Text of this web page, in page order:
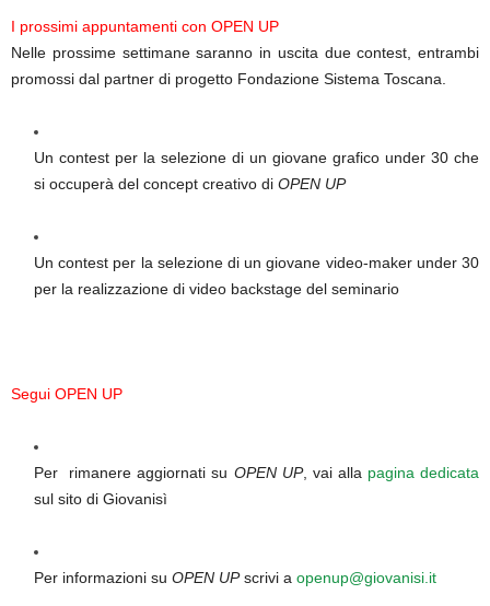
I prossimi appuntamenti con OPEN UP
Nelle prossime settimane saranno in uscita due contest, entrambi
promossi dal partner di progetto Fondazione Sistema Toscana.
Un contest per la selezione di un giovane grafico under 30 che
si occuperà del concept creativo di OPEN UP
Un contest per la selezione di un giovane video-maker under 30
per la realizzazione di video backstage del seminario
Segui OPEN UP
Per rimanere aggiornati su OPEN UP, vai alla pagina dedicata
sul sito di Giovanisì
Per informazioni su OPEN UPscrivi a openup@giovanisi.it